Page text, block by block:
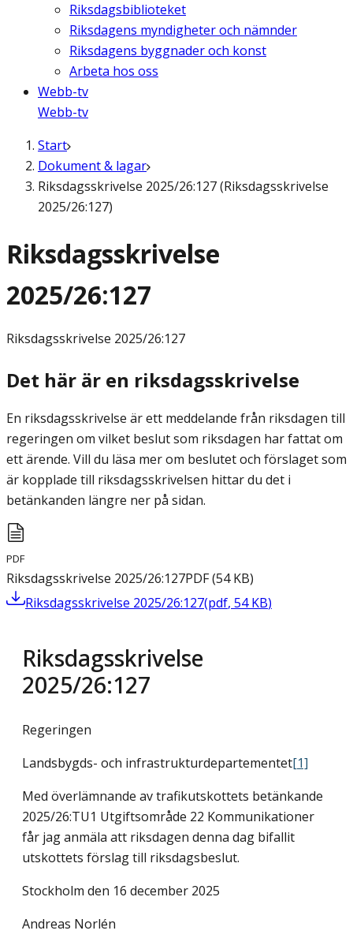
Riksdagsbiblioteket
Riksdagens myndigheter och nämnder
Riksdagens byggnader och konst
Arbeta hos oss
Webb-tv
Webb-tv
Start
Dokument & lagar
Riksdagsskrivelse 2025/26:127 (Riksdagsskrivelse
2025/26:127)
Riksdagsskrivelse
2025/26:127
Riksdagsskrivelse 2025/26:127
Det här är en riksdagsskrivelse
En riksdagsskrivelse är ett meddelande från riksdagen till
regeringen om vilket beslut som riksdagen har fattat om
ett ärende. Vill du läsa mer om beslutet och förslaget som
är kopplade till riksdagsskrivelsen hittar du det i
betänkanden längre ner på sidan.
PDF
Riksdagsskrivelse 2025/26:127PDF(54 KB)
Riksdagsskrivelse 2025/26:127(pdf, 54 KB)
Riksdagsskrivelse
2025/26:127
Regeringen
Landsbygds- och infrastrukturdepartementet[1]
Med överlämnande av trafikutskottets betänkande
2025/26:TU1 Utgiftsområde 22 Kommunikationer
får jag anmäla att riksdagen denna dag bifallit
utskottets förslag till riksdagsbeslut.
Stockholm den 16 december 2025
Andreas Norlén